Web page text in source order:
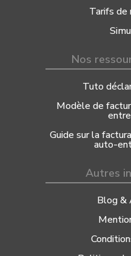
Tarifs de
Nos
Tuto
Modèle de
Guide sur la
auto-
Autres
Blog &